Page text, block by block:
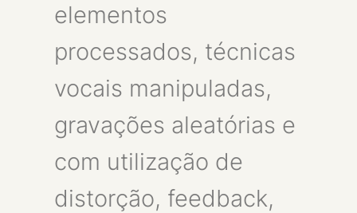
elementos
processados, técnicas
vocais manipuladas,
gravações aleatórias e
com utilização de
distorção, feedback,